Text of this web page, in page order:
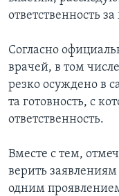
Языки
ответственность
Согласно
врачей, в том
резко осуждено в
та готовность, с
ответственность.
Вместе с тем,
верить заявлениям
одним